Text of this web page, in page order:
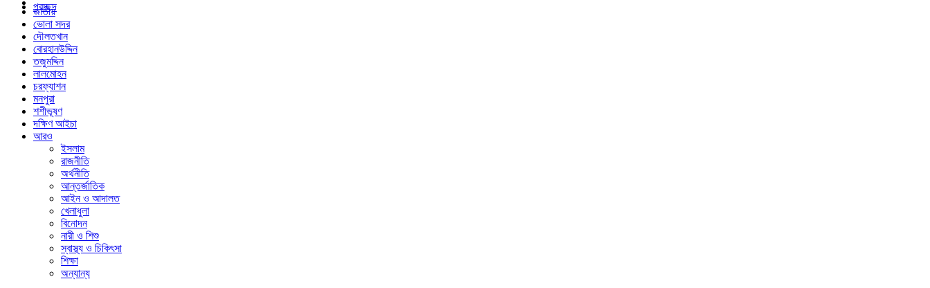
প্রচ্ছদ
জাতীয়
ভোলা সদর
দৌলতখান
বোরহানউদ্দিন
তজুমদ্দিন
লালমোহন
চরফ্যাশন
মনপুরা
শশীভূষণ
দক্ষিণ আইচা
আরও
ইসলাম
রাজনীতি
অর্থনীতি
আন্তর্জাতিক
আইন ও আদালত
খেলাধুলা
বিনোদন
নারী ও শিশু
স্বাস্থ্য ও চিকিৎসা
শিক্ষা
অন্যান্য